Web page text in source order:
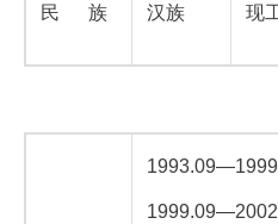
民 族 汉族 现
1993.09
1999.09